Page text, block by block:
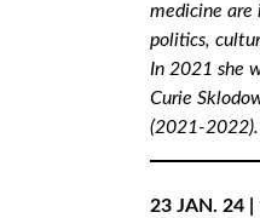
medicine are
politics,
In 2021 she
Curie
(2021-2022).
23 JAN. 24 |